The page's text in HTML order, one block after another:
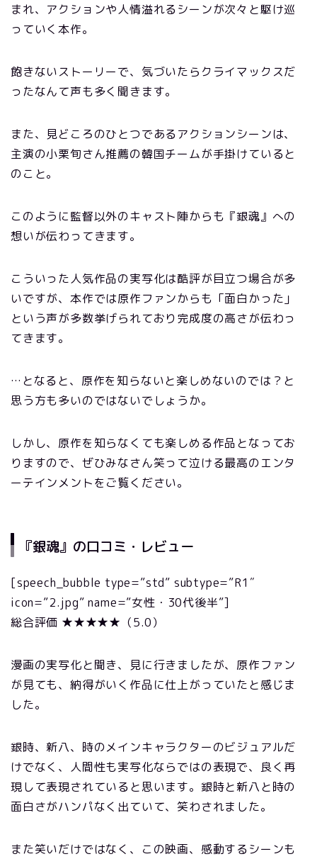
まれ、アクションや人情溢れるシーンが次々と駆け巡
っていく本作。
飽きないストーリーで、気づいたらクライマックスだ
ったなんて声も多く聞きます。
また、見どころのひとつであるアクションシーンは、
主演の小栗旬さん推薦の韓国チームが手掛けていると
のこと。
このように監督以外のキャスト陣からも『銀魂』への
想いが伝わってきます。
こういった人気作品の実写化は酷評が目立つ場合が多
いですが、本作では原作ファンからも「面白かった」
という声が多数挙げられており完成度の高さが伝わっ
てきます。
…となると、原作を知らないと楽しめないのでは？と
思う方も多いのではないでしょうか。
しかし、原作を知らなくても楽しめる作品となってお
りますので、ぜひみなさん笑って泣ける最高のエンタ
ーテインメントをご覧ください。
『銀魂』の口コミ・レビュー
[speech_bubble type=”std” subtype=”R1″
icon=”2.jpg” name=”女性・30代後半”]
総合評価 ★★★★★（5.0）
漫画の実写化と聞き、見に行きましたが、原作ファン
が見ても、納得がいく作品に仕上がっていたと感じま
した。
銀時、新八、時のメインキャラクターのビジュアルだ
けでなく、人間性も実写化ならではの表現で、良く再
現して表現されていると思います。銀時と新八と時の
面白さがハンパなく出ていて、笑わされました。
また笑いだけではなく、この映画、感動するシーンも